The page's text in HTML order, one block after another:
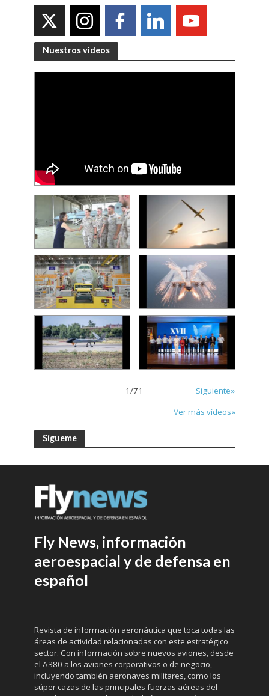
Nuestros videos
1/71
Siguiente»
Ver más vídeos»
Sígueme
Fly News, información
aeroespacial y de defensa en
español
Revista de información aeronáutica que toca todas las
áreas de actividad relacionadas con este estratégico
sector. Con información sobre nuevos aviones, desde
el A380 a los aviones corporativos o de negocio,
incluyendo también aeronaves militares, como los
súper cazas de las principales fuerzas aéreas del